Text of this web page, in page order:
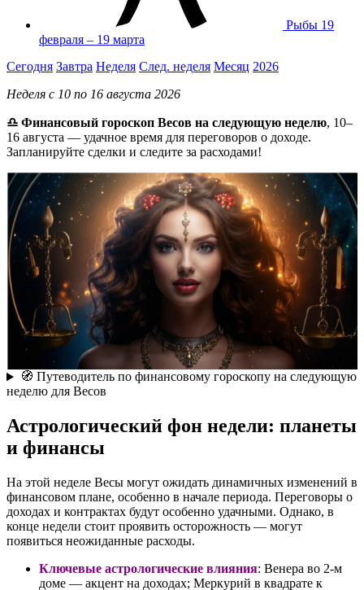
Рыбы 19
февраля – 19 марта
Сегодня Завтра Неделя След. неделя Месяц 2026
Неделя с 10 по 16 августа 2026
♎ Финансовый гороскоп Весов на следующую неделю, 10–
16 августа — удачное время для переговоров о доходе.
Запланируйте сделки и следите за расходами!
🧭 Путеводитель по финансовому гороскопу на следующую
неделю для Весов
Астрологический фон недели: планеты
и финансы
На этой неделе Весы могут ожидать динамичных изменений в
финансовом плане, особенно в начале периода. Переговоры о
доходах и контрактах будут особенно удачными. Однако, в
конце недели стоит проявить осторожность — могут
появиться неожиданные расходы.
Ключевые астрологические влияния: Венера во 2-м
доме — акцент на доходах; Меркурий в квадрате к